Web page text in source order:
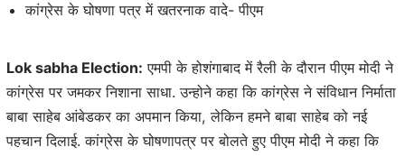
कांग्रेस के घोषणा पत्र में खतरनाक वादे- पीएम
Lok sabha Election: एमपी के होशंगाबाद में रैली के दौरान पीएम मोदी ने
कांग्रेस पर जमकर निशाना साधा. उन्होने कहा कि कांग्रेस ने संविधान निर्माता
बाबा साहेब आंबेडकर का अपमान किया, लेकिन हमने बाबा साहेब को नई
पहचान दिलाई. कांग्रेस के घोषणापत्र पर बोलते हुए पीएम मोदी ने कहा कि